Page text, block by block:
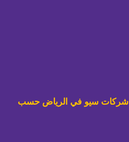
مقارنة شاملة أفضل 5 شركات سيو في الرياض حسب